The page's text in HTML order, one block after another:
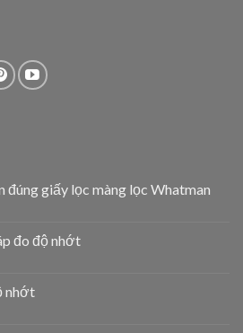
đúng giấy lọc màng lọc Whatman
đo độ nhớt
nhớt